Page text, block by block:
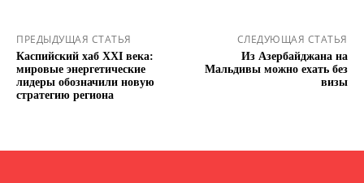
ПРЕДЫДУЩАЯ СТАТЬЯ
Каспийский хаб XXI века:
мировые энергетические
лидеры обозначили новую
стратегию региона
СЛЕДУЮЩАЯ СТАТЬЯ
Из Азербайджана на
Мальдивы можно ехать без
визы